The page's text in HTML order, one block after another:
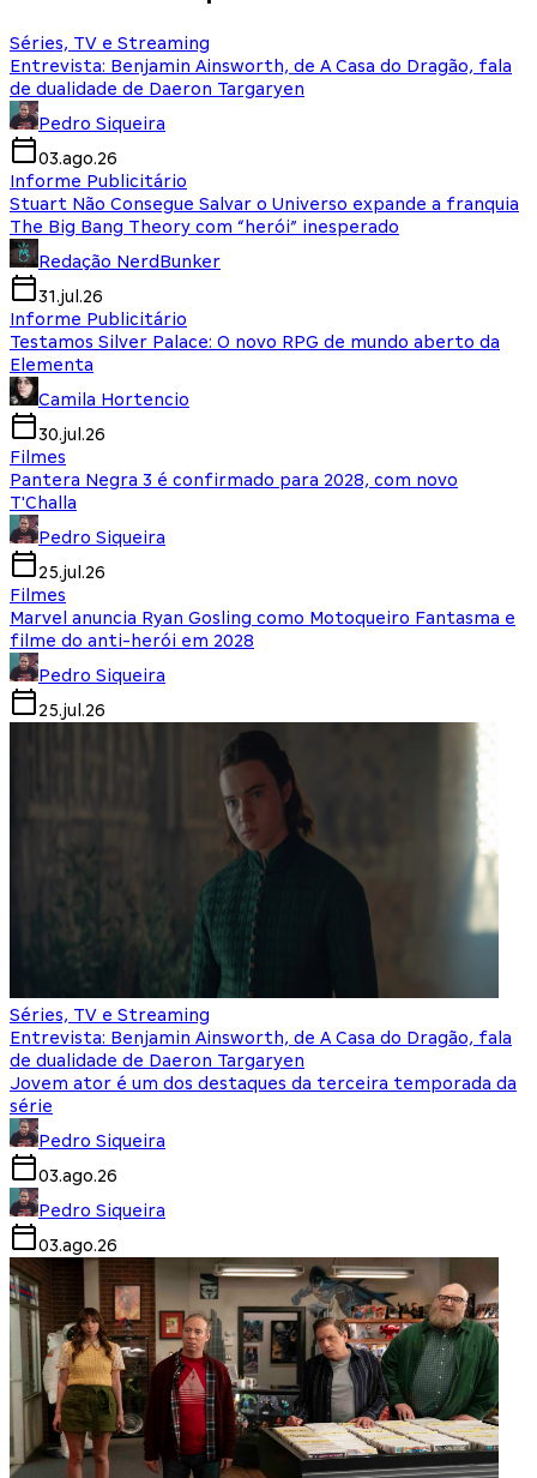
Séries, TV e Streaming
Entrevista: Benjamin Ainsworth, de A Casa do Dragão, fala
de dualidade de Daeron Targaryen
Pedro Siqueira
03.ago.26
Informe Publicitário
Stuart Não Consegue Salvar o Universo expande a franquia
The Big Bang Theory com “herói” inesperado
Redação NerdBunker
31.jul.26
Informe Publicitário
Testamos Silver Palace: O novo RPG de mundo aberto da
Elementa
Camila Hortencio
30.jul.26
Filmes
Pantera Negra 3 é confirmado para 2028, com novo
T'Challa
Pedro Siqueira
25.jul.26
Filmes
Marvel anuncia Ryan Gosling como Motoqueiro Fantasma e
filme do anti-herói em 2028
Pedro Siqueira
25.jul.26
Séries, TV e Streaming
Entrevista: Benjamin Ainsworth, de A Casa do Dragão, fala
de dualidade de Daeron Targaryen
Jovem ator é um dos destaques da terceira temporada da
série
Pedro Siqueira
03.ago.26
Pedro Siqueira
03.ago.26